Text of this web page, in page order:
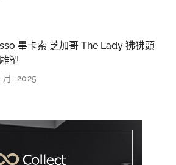
畢卡索 芝加哥 The Lady 狒狒頭
塑
月, 2025